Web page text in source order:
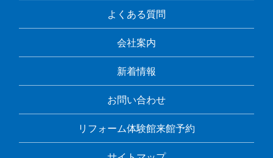
よくある質問
会社案内
新着情報
お問い合わせ
リフォーム体験館来館予約